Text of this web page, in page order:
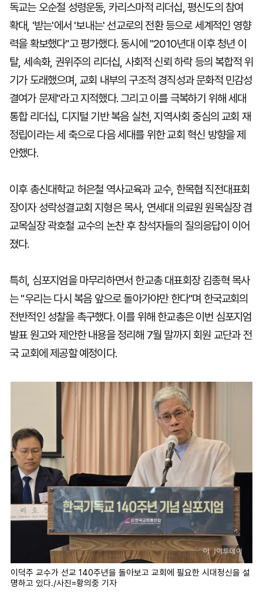
독교는 오순절 성령운동, 카리스마적 리더십, 평신도의 참여
확대, '받는'에서 '보내는' 선교로의 전환 등으로 세계적인 영향
력을 확보했다"고 평가했다. 동시에 "2010년대 이후 청년 이
탈, 세속화, 권위주의 리더십, 사회적 신뢰 하락 등의 복합적 위
기가 도래했으며, 교회 내부의 구조적 경직성과 문화적 민감성
결여가 문제"라고 지적했다. 그리고 이를 극복하기 위해 세대
통합 리더십, 디지털 기반 복음 실천, 지역사회 중심의 교회 재
정립이라는 세 축으로 다음 세대를 위한 교회 혁신 방향을 제
안했다.
이후 총신대학교 허은철 역사교육과 교수, 한목협 직전대표회
장이자 성락성결교회 지형은 목사, 연세대 의료원 원목실장 겸
교목실장 곽호철 교수의 논찬 후 참석자들의 질의응답이 이어
졌다.
특히, 심포지엄을 마무리하면서 한교총 대표회장 김종혁 목사
는 "우리는 다시 복음 앞으로 돌아가야만 한다"며 한국교회의
전반적인 성찰을 촉구했다. 이를 위해 한교총은 이번 심포지엄
발표 원고와 제안한 내용을 정리해 7월 말까지 회원 교단과 전
국 교회에 제공할 예정이다.
이덕주 교수가 선교 140주년을 돌아보고 교회에 필요한 시대정신을 설
명하고 있다./사진=황의중 기자